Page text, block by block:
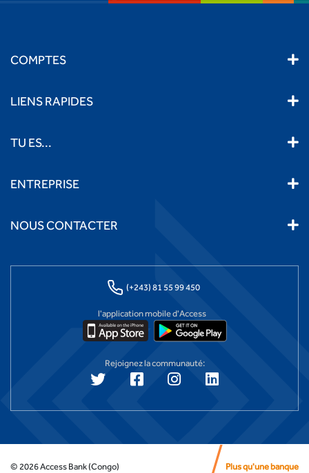
COMPTES
LIENS RAPIDES
TU ES...
ENTREPRISE
NOUS CONTACTER
(+243) 81 55 99 450
l'application mobile d'Access
Rejoignez la communauté:
© 2026Access Bank (Congo) Plus qu'une banque